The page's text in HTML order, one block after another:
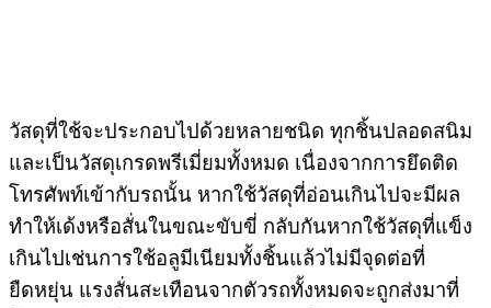
วัสดุที่ใช้จะประกอบไปด้วยหลายชนิด ทุกชิ้นปลอดสนิม
และเป็นวัสดุเกรดพรีเมี่ยมทั้งหมด เนื่องจากการยึดติด
โทรศัพท์เข้ากับรถนั้น หากใช้วัสดุที่อ่อนเกินไปจะมีผล
ทำให้เด้งหรือสั่นในขณะขับขี่ กลับกันหากใช้วัสดุที่แข็ง
เกินไปเช่นการใช้อลูมีเนียมทั้งชิ้นแล้วไม่มีจุดต่อที่
ยืดหยุ่น แรงสั่นสะเทือนจากตัวรถทั้งหมดจะถูกส่งมาที่